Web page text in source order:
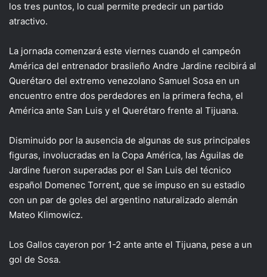
los tres puntos, lo cual permite predecir un partido
atractivo.
La jornada comenzará este viernes cuando el campeón
América del entrenador brasileño Andre Jardine recibirá al
Querétaro del extremo venezolano Samuel Sosa en un
encuentro entre dos perdedores en la primera fecha, el
América ante San Luis y el Querétaro frente al Tijuana.
Disminuido por la ausencia de algunas de sus principales
figuras, involucradas en la Copa América, las Águilas de
Jardine fueron superadas por el San Luis del técnico
español Domenec Torrent, que se impuso en su estadio
con un par de goles del argentino naturalizado alemán
Mateo Klimowicz.
Los Gallos cayeron por 1-2 ante ante el Tijuana, pese a un
gol de Sosa.